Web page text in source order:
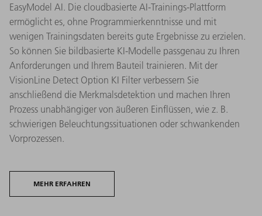
EasyModel AI. Die cloudbasierte AI-Trainings-Plattform
ermöglicht es, ohne Programmierkenntnisse und mit
wenigen Trainingsdaten bereits gute Ergebnisse zu erzielen.
So können Sie bildbasierte KI-Modelle passgenau zu Ihren
Anforderungen und Ihrem Bauteil trainieren. Mit der
VisionLine Detect Option KI Filter verbessern Sie
anschließend die Merkmalsdetektion und machen Ihren
Prozess unabhängiger von äußeren Einflüssen, wie z. B.
schwierigen Beleuchtungssituationen oder schwankenden
Vorprozessen.
MEHR ERFAHREN